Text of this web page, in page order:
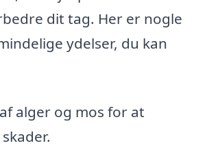
dit tag. Her er nogle
ydelser, du kan
alger og mos for at